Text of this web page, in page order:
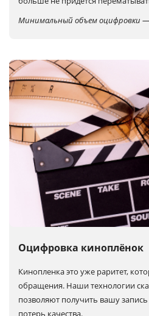
Минимальный объем оцифровки
Оцифровка киноплёнок
Кинопленка это уже раритет,
обращения. Наши технологии
позволяют получить вашу
потерь качества.